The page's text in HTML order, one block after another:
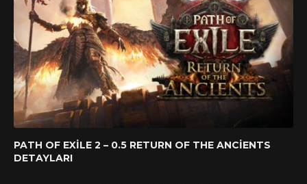
PATH OF EXILE 2 – 0.5 RETURN OF THE ANCIENTS
DETAYLARI